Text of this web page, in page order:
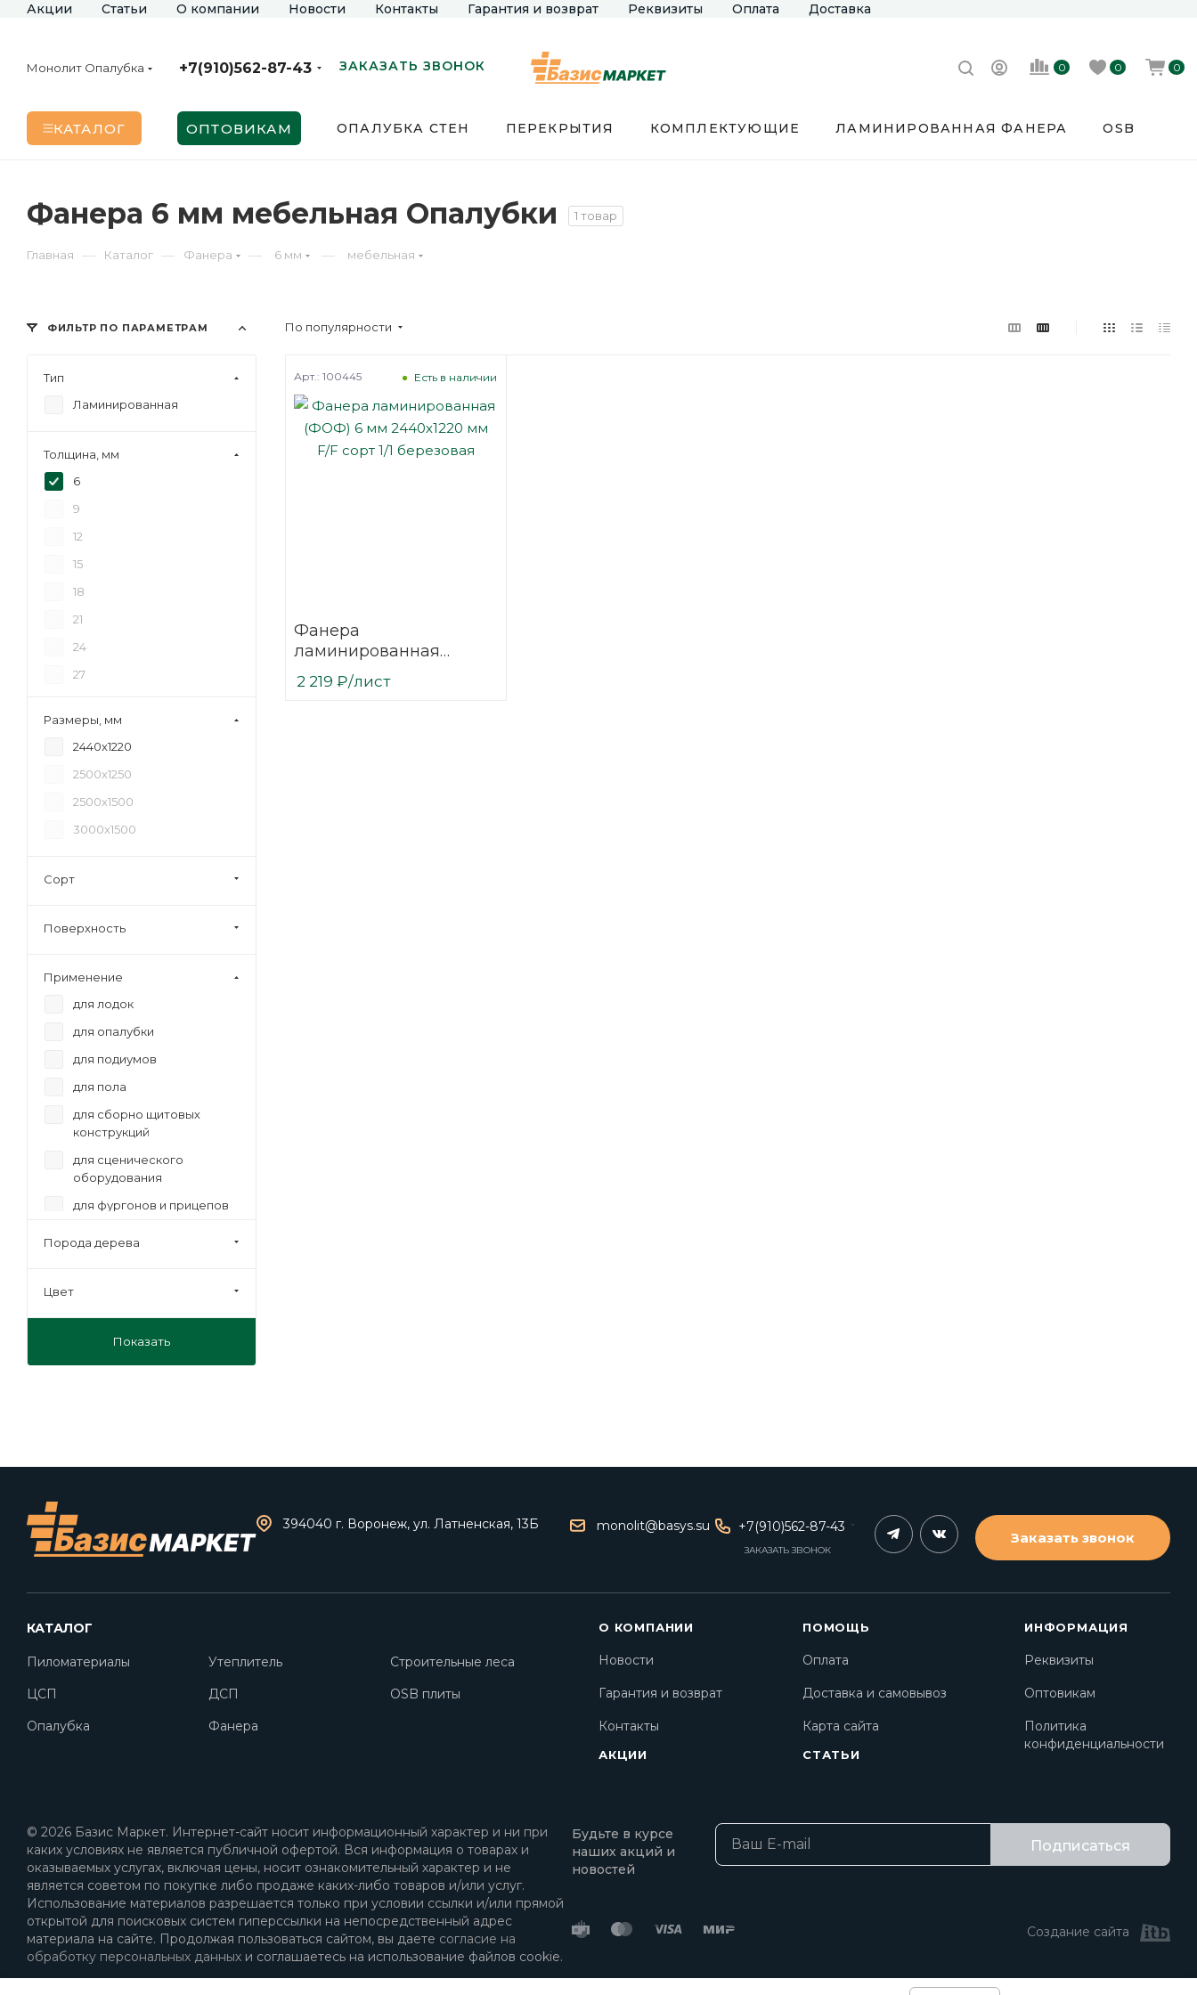
Акции Статьи О компании Новости Контакты Гарантия и возврат Реквизиты Оплата Доставка
Монолит Опалубка +7(910)562-87-43 ЗАКАЗАТЬ ЗВОНОК 0 0 0
КАТАЛОГ ОПТОВИКАМ ОПАЛУБКА СТЕН ПЕРЕКРЫТИЯ КОМПЛЕКТУЮЩИЕ ЛАМИНИРОВАННАЯ ФАНЕРА OSB
Фанера 6 мм мебельная Опалубки 1 товар
Главная — Каталог — Фанера — 6 мм — мебельная
По популярности
Фанера
ламинированная
(ФОФ) 6 мм 2440х1220
мм F/F сорт 1/1
Есть в наличии
Арт.: 100445
2 219 ₽/лист
ФИЛЬТР ПО ПАРАМЕТРАМ
Тип
Ламинированная
Толщина, мм
6
9
12
15
18
21
24
27
Размеры, мм
2440х1220
2500х1250
2500х1500
3000х1500
Сорт
Поверхность
Применение
для лодок
для опалубки
для подиумов
для пола
для сборно щитовых
конструкций
для сценического
оборудования
для фургонов и прицепов
под ламинат
под линолеум
под паркет
Порода дерева
Цвет
Показать
394040 г. Воронеж, ул. Латненская, 13Б monolit@basys.su +7(910)562-87-43
ЗАКАЗАТЬ ЗВОНОК
Заказать звонок
КАТАЛОГ
Пиломатериалы Утеплитель
Строительные леса
ЦСП
ДСП
OSB плиты
Опалубка
Фанера
О КОМПАНИИ
Новости
Гарантия и возврат
Контакты
АКЦИИ
ПОМОЩЬ
Оплата
Доставка и самовывоз
Карта сайта
СТАТЬИ
ИНФОРМАЦИЯ
Реквизиты
Оптовикам
Политика
конфиденциальности
Будьте в курсе
наших акций и
новостей
Подписаться
Создание сайта
© 2026 Базис Маркет. Интернет-сайт носит информационный характер и ни при
каких условиях не является публичной офертой. Вся информация о товарах и
оказываемых услугах, включая цены, носит ознакомительный характер и не
является советом по покупке либо продаже каких-либо товаров и/или услуг.
Использование материалов разрешается только при условии ссылки и/или прямой
открытой для поисковых систем гиперссылки на непосредственный адрес
материала на сайте. Продолжая пользоваться сайтом, вы даете согласие на
обработку персональных данных и соглашаетесь на использование файлов cookie.